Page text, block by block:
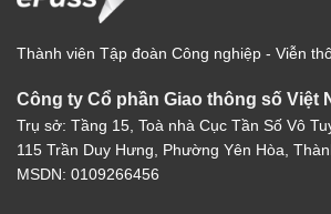
Thành viên Tập đoàn Công nghiệp - Viễn
Công ty Cổ phần Giao thông số Việt
Trụ sở: Tầng 15, Toà nhà Cục Tần Số Vô
115 Trần Duy Hưng, Phường Yên Hòa,
MSDN: 0109266456